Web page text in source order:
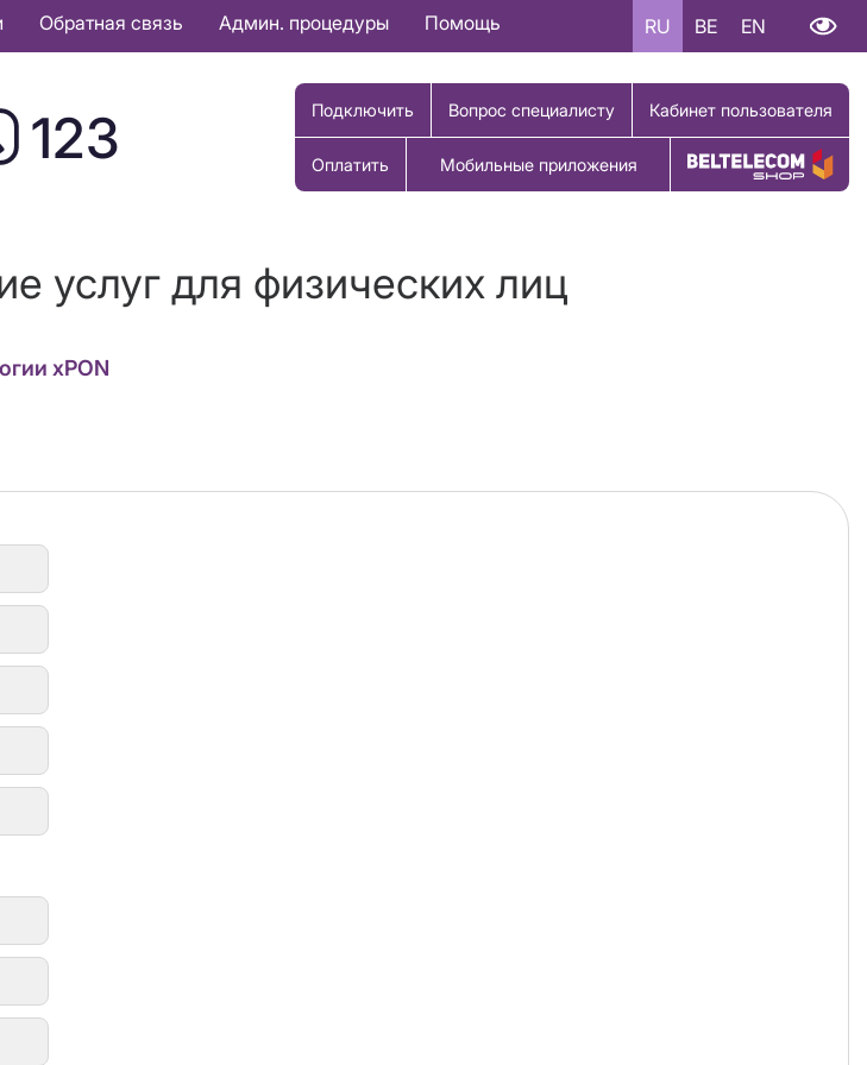
Обратная связь Админ. процедуры Помощь RU BE EN
123 Подключить Вопрос специалисту Кабинет пользователя
Оплатить Мобильные приложения Купить товар
услуг для физических лиц
xPON